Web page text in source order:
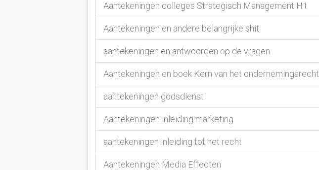
Aantekeningen colleges Strategisch Management H1
Aantekeningen en andere belangrijke shit
aantekeningen en antwoorden op de vragen
Aantekeningen en boek Kern van het ondernemingsrecht
aantekeningen godsdienst
Aantekeningen inleiding marketing
aantekeningen inleiding tot het recht
Aantekeningen Media Effecten